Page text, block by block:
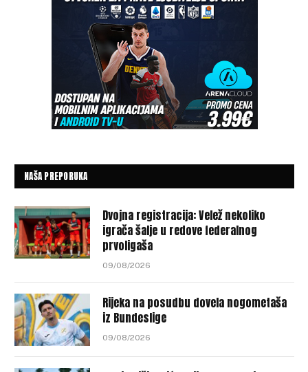
NAŠA PREPORUKA
Dvojna registracija: Velež nekoliko
igrača šalje u redove federalnog
prvoligaša
09/08/2026
Rijeka na posudbu dovela nogometaša
iz Bundeslige
09/08/2026